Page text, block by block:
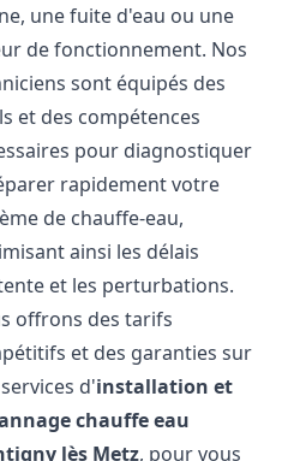
une fuite d'eau ou une
de fonctionnement. Nos
sont équipés des
et des compétences
pour diagnostiquer
rapidement votre
de chauffe-eau,
ainsi les délais
et les perturbations.
offrons des tarifs
et des garanties sur
d'installation et
chauffe eau
lès Metz, pour vous